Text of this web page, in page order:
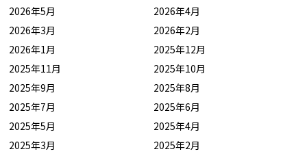
2026年5月
2026年4月
2026年3月
2026年2月
2026年1月
2025年12月
2025年11月
2025年10月
2025年9月
2025年8月
2025年7月
2025年6月
2025年5月
2025年4月
2025年3月
2025年2月